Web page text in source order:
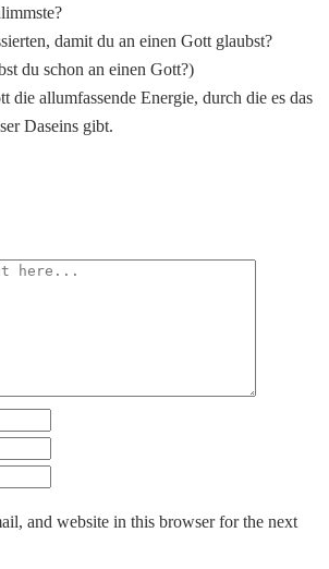
damit du an einen Gott glaubst?
du schon an einen Gott?)
die allumfassende Energie, durch die es das
Daseins gibt.
and website in this browser for the next